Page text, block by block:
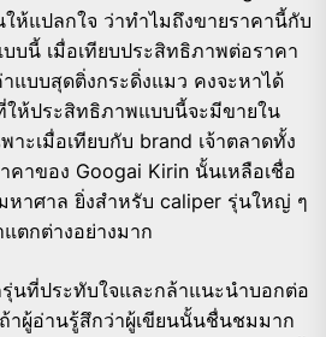
ห้แปลกใจ ว่าทำไมถึงขายราคานี้กับ
บนี้ เมื่อเทียบประสิทธิภาพต่อราคา
แบบสุดติ่งกระดิ่งแมว คงจะหาได้
ให้ประสิทธิภาพแบบนี้จะมีขายใน
าะเมื่อเทียบกับ brand เจ้าตลาดทั้ง
คาของ Googai Kirin นั้นเหลือเชื่อ
หาศาล ยิ่งสำหรับ caliper รุ่นใหญ่ ๆ
แตกต่างอย่างมาก
รุ่นที่ประทับใจและกล้าแนะนำบอกต่อ
าผู้อ่านรู้สึกว่าผู้เขียนนั้นชื่นชมมาก